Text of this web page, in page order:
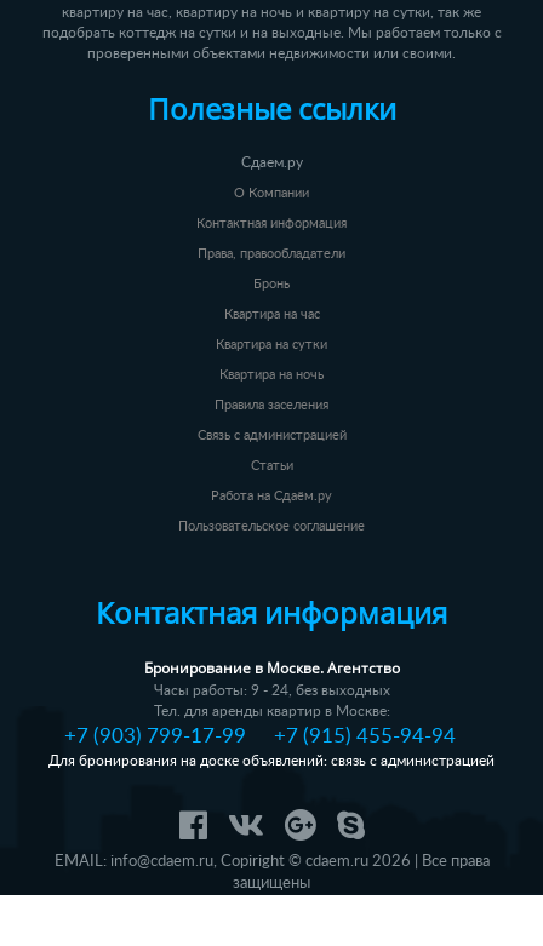
квартиру на час, квартиру на ночь и квартиру на сутки, так же
подобрать коттедж на сутки и на выходные. Мы работаем только с
проверенными объектами недвижимости или своими.
Полезные ссылки
Сдаем.ру
О Компании
Контактная информация
Права, правообладатели
Бронь
Квартира на час
Квартира на сутки
Квартира на ночь
Правила заселения
Связь с администрацией
Статьи
Работа на Сдаём.ру
Пользовательское соглашение
Контактная информация
Бронирование в Москве. Агентство
Часы работы: 9 - 24, без выходных
Тел. для аренды квартир в Москве:
+7 (903) 799-17-99 +7 (915) 455-94-94
Для бронирования на доске объявлений: связь с администрацией
EMAIL: info@cdaem.ru, Copiright © cdaem.ru 2026 | Все права
защищены